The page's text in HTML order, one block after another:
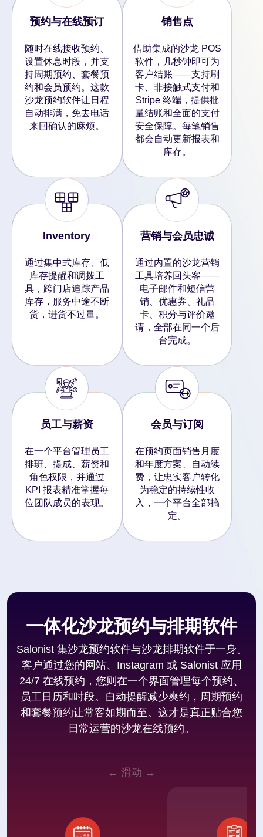
预约与在线预订
随时在线接收预约、
设置休息时段，并支
持周期预约、套餐预
约和会员预约。这款
沙龙预约软件让日程
自动排满，免去电话
来回确认的麻烦。
销售点
借助集成的沙龙 POS
软件，几秒钟即可为
客户结账——支持刷
卡、非接触式支付和
Stripe 终端，提供批
量结账和全面的支付
安全保障。每笔销售
都会自动更新报表和
库存。
Inventory
通过集中式库存、低
库存提醒和调拨工
具，跨门店追踪产品
库存，服务中途不断
货，进货不过量。
营销与会员忠诚
通过内置的沙龙营销
工具培养回头客——
电子邮件和短信营
销、优惠券、礼品
卡、积分与评价邀
请，全部在同一个后
台完成。
员工与薪资
在一个平台管理员工
排班、提成、薪资和
角色权限，并通过
KPI 报表精准掌握每
位团队成员的表现。
会员与订阅
在预约页面销售月度
和年度方案、自动续
费，让忠实客户转化
为稳定的持续性收
入，一个平台全部搞
定。
一体化沙龙预约与排期软件
Salonist 集沙龙预约软件与沙龙排期软件于一身。
客户通过您的网站、Instagram 或 Salonist 应用
24/7 在线预约，您则在一个界面管理每个预约、
员工日历和时段。自动提醒减少爽约，周期预约
和套餐预约让常客如期而至。这才是真正贴合您
日常运营的沙龙在线预约。
← 滑动 →